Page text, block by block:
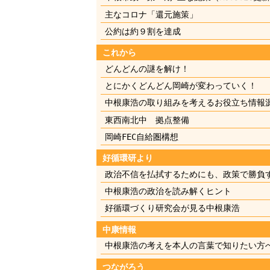
主なコロナ「還元施策」
公約は約９割を達成
これから
どんどんの謎を解け！
とにかくどんどん岡崎が変わっていく！
中根康浩の取り組みを考えるお役立ち情報
東西南北中 拠点整備
岡崎FEC自給圏構想
好循環研より
政治不信を払拭するためにも、政策で勝負
中根康浩の政治を読み解くヒント
好循環づくり研究会が見る中根康浩
中康情報
中根康浩の考えを本人の言葉で知りたい方
つながろう